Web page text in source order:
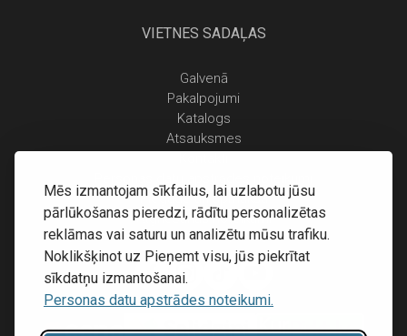
Mēs izmantojam sīkfailus, lai uzlabotu jūsu
pārlūkošanas pieredzi, rādītu personalizētas
reklāmas vai saturu un analizētu mūsu trafiku.
Noklikšķinot uz Pieņemt visu, jūs piekrītat
sīkdatņu izmantošanai.
Personas datu apstrādes noteikumi.
VIETNES SADAĻAS
Galvenā
Pakalpojumi
Katalogs
Atsauksmes
Piegāde un apmaksa
Atgriešanas noteikumi